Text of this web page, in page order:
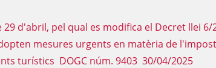
29 d'abril, pel qual es modifica el Decret llei 6/
mesures urgents en matèria de
turístics DOGC núm. 9403 30/04/2025